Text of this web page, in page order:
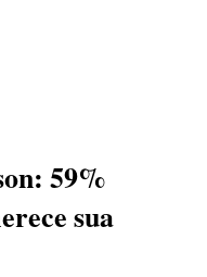
59%
sua